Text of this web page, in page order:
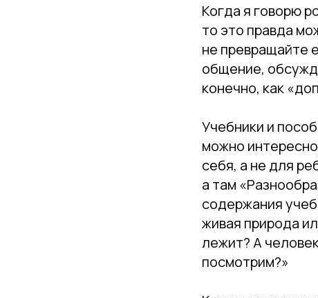
Когда я говорю
то это правда
не превращайте
общение,
конечно, как
Учебники и
можно
себя, а не для
а там
содержания
живая природа
лежит? А
посмотрим?»